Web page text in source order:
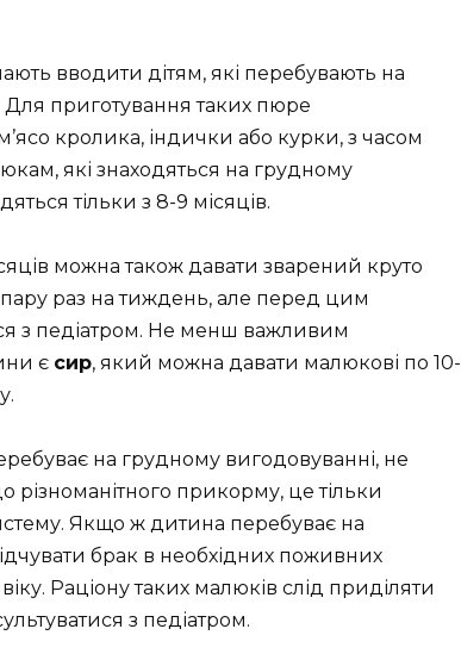
вводити дітям, які перебувають на
Для приготування таких пюре
кролика, індички або курки, з часом
які знаходяться на грудному
тільки з 8-9 місяців.
можна також давати зварений круто
пару раз на тиждень, але перед цим
з педіатром. Не менш важливим
є сир, який можна давати малюкові по 10-
на грудному вигодовуванні, не
різноманітного прикорму, це тільки
Якщо ж дитина перебуває на
брак в необхідних поживних
Раціону таких малюків слід приділяти
з педіатром.